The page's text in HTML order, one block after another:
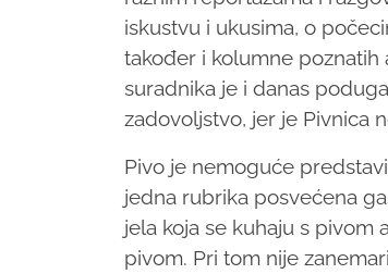
iskustvu i ukusima, o
također i kolumne poznatih
suradnika je i danas
zadovoljstvo, jer je Pivnica
Pivo je nemoguće
jedna rubrika posvećena
jela koja se kuhaju s pivom
pivom. Pri tom nije